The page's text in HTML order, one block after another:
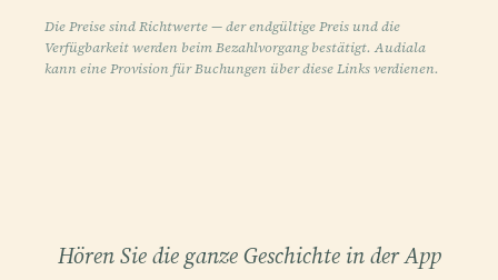
Die Preise sind Richtwerte — der endgültige Preis und die
Verfügbarkeit werden beim Bezahlvorgang bestätigt. Audiala
kann eine Provision für Buchungen über diese Links verdienen.
Hören Sie die ganze Geschichte in der App